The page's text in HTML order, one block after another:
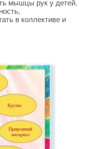
мышцы рук у детей.
в коллективе и